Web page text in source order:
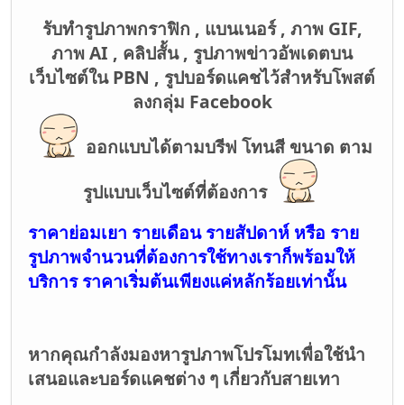
รับทำรูปภาพกราฟิก , แบนเนอร์ , ภาพ GIF,
ภาพ AI , คลิปสั้น , รูปภาพข่าวอัพเดตบน
เว็บไซต์ใน PBN , รูปบอร์ดแคชไว้สำหรับโพสต์
ลงกลุ่ม Facebook
ออกแบบได้ตามบรีฟ โทนสี ขนาด ตาม
รูปแบบเว็บไซต์ที่ต้องการ
ราคาย่อมเยา รายเดือน รายสัปดาห์ หรือ ราย
รูปภาพจำนวนที่ต้องการใช้ทางเราก็พร้อมให้
บริการ ราคาเริ่มต้นเพียงแค่หลักร้อยเท่านั้น
หากคุณกำลังมองหารูปภาพโปรโมทเพื่อใช้นำ
เสนอและบอร์ดแคชต่าง ๆ เกี่ยวกับสายเทา